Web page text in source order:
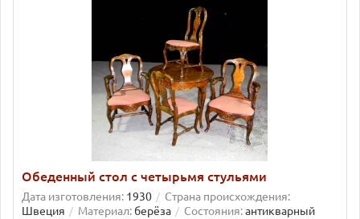
Обеденный стол с четырьмя стульями
Дата изготовления: 1930
Страна происхождения:
Швеция
Материал: берёза Состояния:антикварный